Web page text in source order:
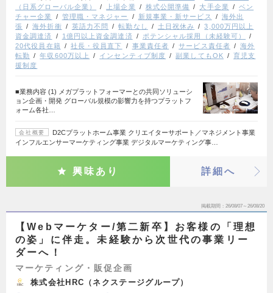
（日系グローバル企業）
上場企業 株式公開準備 大手企業
ベン
チャー企業
管理職・マネジャー 新規事業・新サービス
海外出
張
海外折衝 英語力不問 転勤なし 土日祝休み
3,000万円以上
資金調達済
1億円以上資金調達済
ポテンシャル採用（未経験可）
20代役員在籍
社長・役員直下 事業責任者 サービス責任者
海外
転勤
年収600万以上 インセンティブ制度 副業してもOK
育児支
援制度
■業務内容 (1) メガプラットフォーマーとの共同ソリューシ
ョン企画・開発 グローバル規模の影響力を持つプラットフ
ォーム各社…
会社概要
D2Cプラットホーム事業 クリエイターサポート／マネジメント事業
インフルエンサーマーケティング事業 デジタルマーケティング事…
興味あり 詳細へ
掲載期間 26/08/07～26/08/20
【Webマーケター/第二新卒】お客様の「理想
の姿」に伴走。未経験から次世代の事業リー
ダーへ！
マーケティング・販促企画
株式会社HRC（ネクステージグループ）